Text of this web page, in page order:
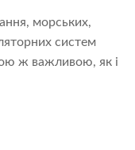
морських,
систем
ж важливою, як і